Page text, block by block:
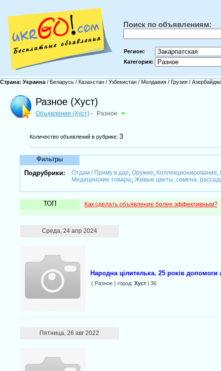
Поиск по объявлениям:
Регион:
Категория:
Страна: Украина / Беларусь / Казахстан / Узбекистан / Молдавия / Грузия /
Разное (Хуст)
Объявления (Хуст) - Разное
Количество объявлений в рубрике: 3
Фильтры
Подрубрики:
Отдам / Приму в дар, Оружие Коллекционирование
Медицинские товары Живые цветы, семена,
ТОП Как сделать объявление более эффективным?
Среда, 24 апр 2024
Народна цілителька. 25 років
( Разное ) город: Хуст| 36
Пятница, 26 авг 2022